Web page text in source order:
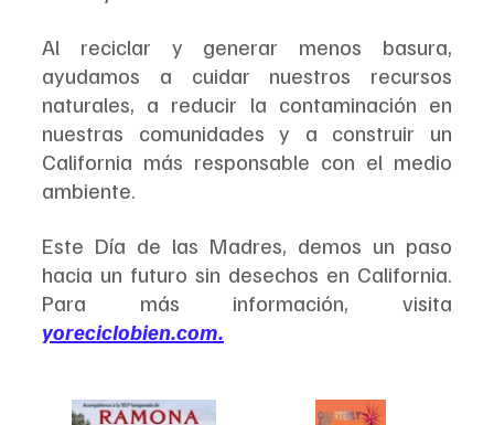
Al reciclar y generar menos basura,
ayudamos a cuidar nuestros recursos
naturales, a reducir la contaminación en
nuestras comunidades y a construir un
California más responsable con el medio
ambiente.
Este Día de las Madres, demos un paso
hacia un futuro sin desechos en California.
yoreciclobien.com.